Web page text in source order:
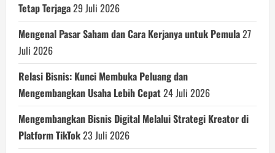
Tetap Terjaga29 Juli 2026
Mengenal Pasar Saham dan Cara Kerjanya untuk Pemula27
Juli 2026
Relasi Bisnis: Kunci Membuka Peluang dan
Mengembangkan Usaha Lebih Cepat24 Juli 2026
Mengembangkan Bisnis Digital Melalui Strategi Kreator di
Platform TikTok23 Juli 2026